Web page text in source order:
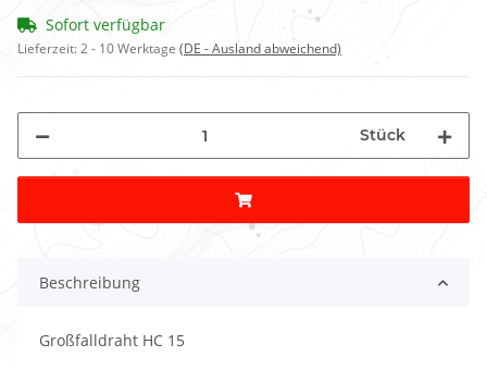
Sofort verfügbar
Lieferzeit:2 - 10 Werktage (DE - Ausland abweichend)
Stück
Beschreibung
Großfalldraht HC 15